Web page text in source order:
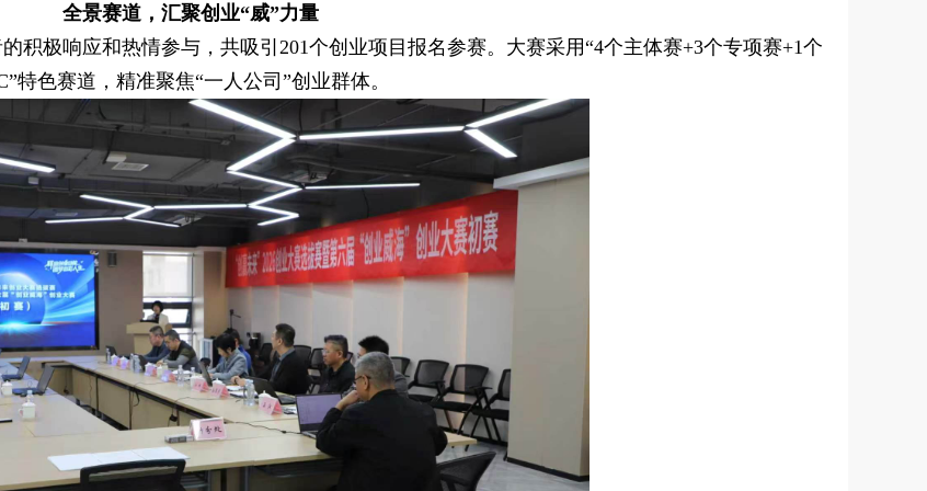
全景赛道，汇聚创业“威”力量
积极响应和热情参与，共吸引201个创业项目报名参赛。大赛采用“4个主体赛+3个专项赛+1个
特色赛道，精准聚焦“一人公司”创业群体。